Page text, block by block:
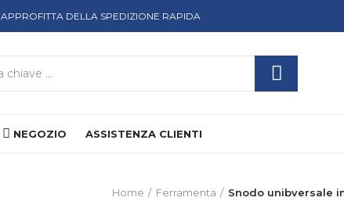
APPROFITTA DELLA SPEDIZIONE RAPIDA
NEGOZIO ASSISTENZA CLIENTI
Home Ferramenta Snodo unibversale